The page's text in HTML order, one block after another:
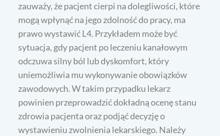
zauważy, że pacjent cierpi na dolegliwości, które
mogą wpłynąć na jego zdolność do pracy, ma
prawo wystawić L4. Przykładem może być
sytuacja, gdy pacjent po leczeniu kanałowym
odczuwa silny ból lub dyskomfort, który
uniemożliwia mu wykonywanie obowiązków
zawodowych. W takim przypadku lekarz
powinien przeprowadzić dokładną ocenę stanu
zdrowia pacjenta oraz podjąć decyzję o
wystawieniu zwolnienia lekarskiego. Należy